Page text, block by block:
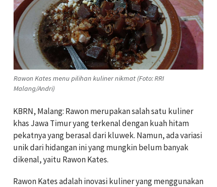
Rawon Kates menu pilihan kuliner nikmat (Foto: RRI
Malang/Andri)
KBRN, Malang: Rawon merupakan salah satu kuliner
khas Jawa Timur yang terkenal dengan kuah hitam
pekatnya yang berasal dari kluwek. Namun, ada variasi
unik dari hidangan ini yang mungkin belum banyak
dikenal, yaitu Rawon Kates.
Rawon Kates adalah inovasi kuliner yang menggunakan